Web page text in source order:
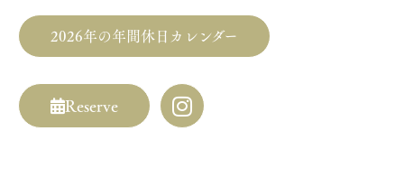
2026年の年間休日カレンダー
Reserve